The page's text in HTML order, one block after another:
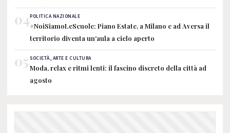
04POLITICA NAZIONALE
#NoiSiamoLeScuole: Piano Estate, a Milano e ad Aversa il
territorio diventa un'aula a cielo aperto
05 SOCIETÀ, ARTE E CULTURA
Moda, relax e ritmi lenti: il fascino discreto della città ad
agosto